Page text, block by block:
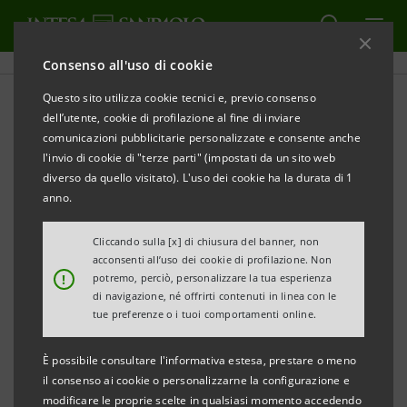
Consenso all'uso di cookie
Questo sito utilizza cookie tecnici e, previo consenso
dell’utente, cookie di profilazione al fine di inviare
comunicazioni pubblicitarie personalizzate e consente anche
l'invio di cookie di "terze parti" (impostati da un sito web
diverso da quello visitato). L'uso dei cookie ha la durata di 1
anno.
!
Cliccando sulla [x] di chiusura del banner, non
acconsenti all’uso dei cookie di profilazione. Non
potremo, perciò, personalizzare la tua esperienza
di navigazione, né offrirti contenuti in linea con le
tue preferenze o i tuoi comportamenti online.
È possibile consultare l'informativa estesa, prestare o meno
il consenso ai cookie o personalizzarne la configurazione e
modificare le proprie scelte in qualsiasi momento accedendo
Storico Sanpaolo IMI: Bilanci
e Relazioni
AGGIORNA
Bilanci e relazioni
Bilanci società del
gruppo
Filtra per